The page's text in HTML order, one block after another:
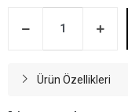
Ürün Özellikleri